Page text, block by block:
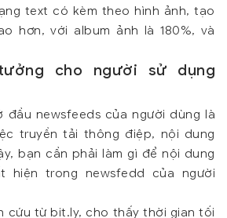
text có kèm theo hình ảnh, tạo
hơn, với album ảnh là 180%, và
cho người sử dụng
đầu newsfeeds của người dùng là
truyền tải thông điệp, nội dung
bạn cần phải làm gì để nội dung
hiện trong newsfedd của người
cứu từ bit.ly, cho thấy thời gian tối